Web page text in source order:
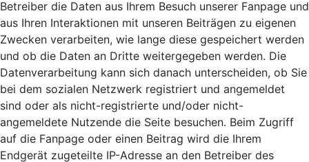
Betreiber die Daten aus Ihrem Besuch unserer Fanpage und
aus Ihren Interaktionen mit unseren Beiträgen zu eigenen
Zwecken verarbeiten, wie lange diese gespeichert werden
und ob die Daten an Dritte weitergegeben werden. Die
Datenverarbeitung kann sich danach unterscheiden, ob Sie
bei dem sozialen Netzwerk registriert und angemeldet
sind oder als nicht-registrierte und/oder nicht-
angemeldete Nutzende die Seite besuchen. Beim Zugriff
auf die Fanpage oder einen Beitrag wird die Ihrem
Endgerät zugeteilte IP-Adresse an den Betreiber des